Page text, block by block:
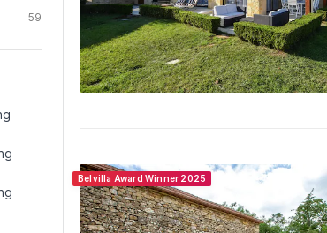
59
Belvilla Award Winner 2025